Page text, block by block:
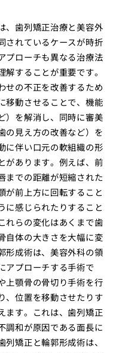
、歯列矯正治療と美容外
されているケースが時折
プローチも異なる治療法
することが重要です。
せの不正を改善するため
移動させることで、機能
）を解消し、同時に審美
の見え方の改善など）を
に伴い口元の軟組織の形
があります。例えば、前
までの距離が短縮された
が前上方に回転すること
に感じられたりすること
れらの変化はあくまで歯
自体の大きさを大幅に変
形成術は、美容外科の領
アプローチする手術で
上顎骨の骨切り手術を行
、位置を移動させたりす
ます。これは、歯列矯正
調和が原因である面長に
矯正と輪郭形成術は、